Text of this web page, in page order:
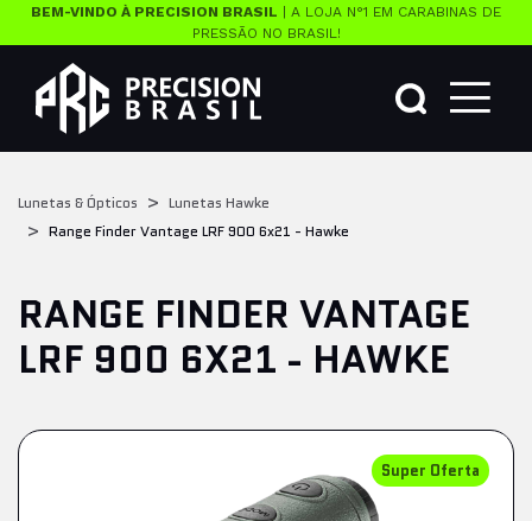
BEM-VINDO À PRECISION BRASIL | A LOJA N°1 EM CARABINAS DE
PRESSÃO NO BRASIL!
Lunetas & Ópticos
Lunetas Hawke
Range Finder Vantage LRF 900 6x21 - Hawke
RANGE FINDER VANTAGE
LRF 900 6X21 - HAWKE
Super Oferta